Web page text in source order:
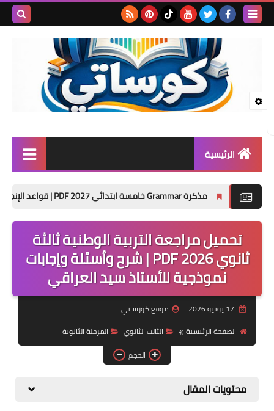
الرئيسية
المرحلة الثانوية
تأسيس حضانة
موضوعات
تكنولوجيا
مذكرة Grammar خامسة ابتدائي 2027 PDF | قواعد الإنجليزي كاملة وتدريبات الترم الأول
تحميل مراجعة التربية الوطنية ثالثة
ثانوي 2026 PDF | شرح وأسئلة وإجابات
نموذجية للأستاذ سيد العراقي
موقع كورساتي
الصفحة الرئيسية
الثالث الثانوي
المرحلة الثانوية
الحجم
محتويات المقال